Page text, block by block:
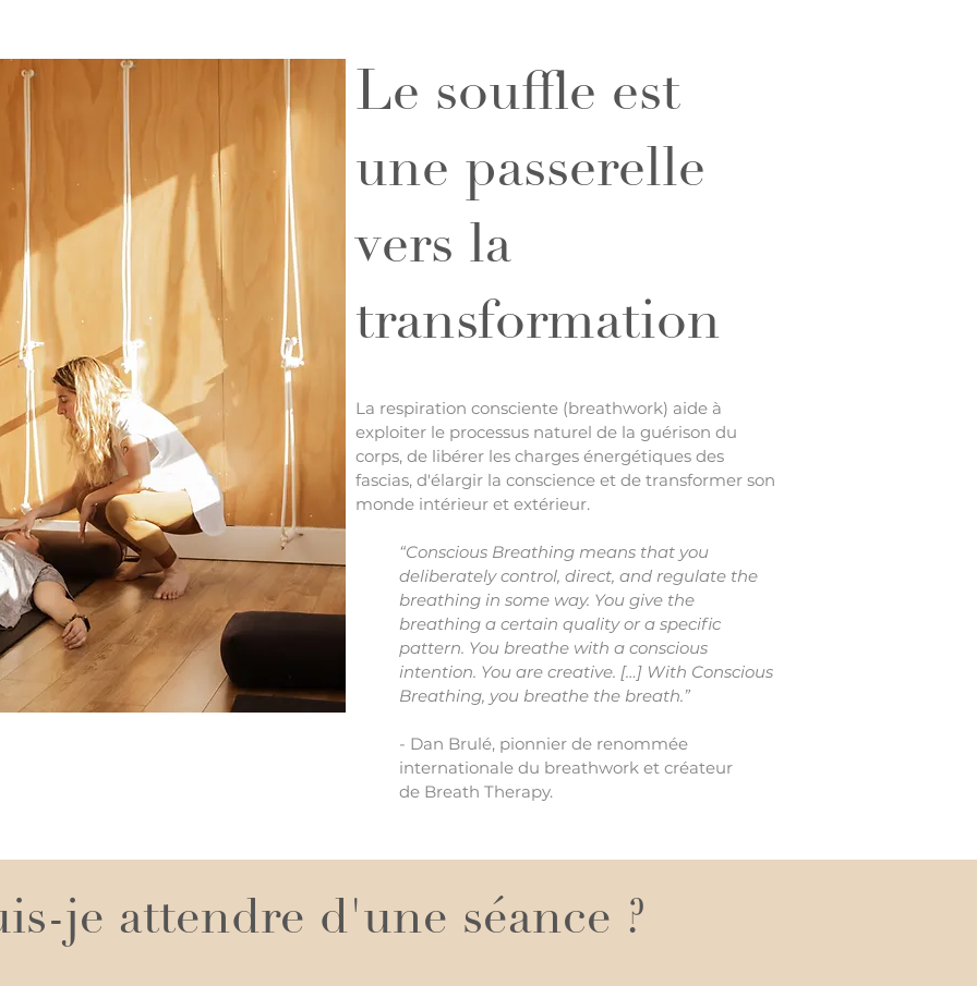
Le souffle est
une passerelle
vers la
transformation
La respiration consciente (breathwork) aide à
exploiter le processus naturel de la guérison du
corps, de libérer les charges énergétiques des
fascias, d'élargir la conscience et de transformer son
monde intérieur et extérieur.
“Conscious Breathing means that you
deliberately control, direct, and regulate the
breathing in some way. You give the
breathing a certain quality or a specific
pattern. You breathe with a conscious
intention. You are creative. […] With Conscious
Breathing, you breathe the breath.”
- Dan Brulé, pionnier de renommée
internationale du breathwork et créateur
de Breath Therapy.
je attendre d'une séance ?